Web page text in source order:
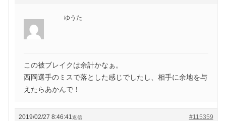
ゆうた
この被ブレイクは余計かなぁ。
西岡選手のミスで落とした感じでしたし、相手に余地を与
えたらあかんで！
2019/02/27 8:46:41 #115359
返信